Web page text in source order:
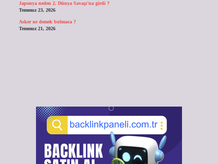
Japonya neden 2. Dünya Savaşı’na girdi ?
Temmuz 23, 2026
Asker ne demek bulmaca ?
Temmuz 21, 2026